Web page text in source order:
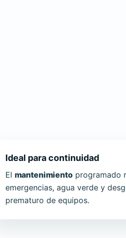
Ideal para continuidad
El mantenimientoprogramado
emergencias, agua verde y
prematuro de equipos.